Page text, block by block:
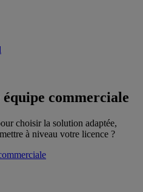
commerciale
choisir la solution adaptée,
à niveau votre licence ?